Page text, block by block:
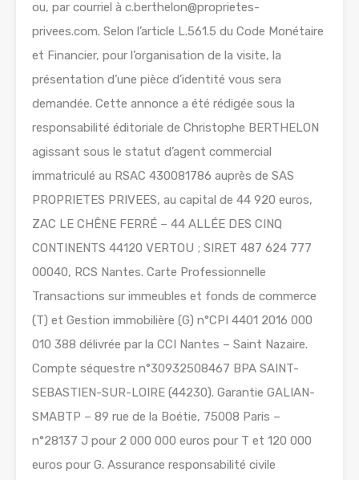
ou, par courriel à c.berthelon@proprietes-
privees.com. Selon l’article L.561.5 du Code Monétaire
et Financier, pour l’organisation de la visite, la
présentation d’une pièce d’identité vous sera
demandée. Cette annonce a été rédigée sous la
responsabilité éditoriale de Christophe BERTHELON
agissant sous le statut d’agent commercial
immatriculé au RSAC 430081786 auprès de SAS
PROPRIETES PRIVEES, au capital de 44 920 euros,
ZAC LE CHÊNE FERRÉ – 44 ALLÉE DES CINQ
CONTINENTS 44120 VERTOU ; SIRET 487 624 777
00040, RCS Nantes. Carte Professionnelle
Transactions sur immeubles et fonds de commerce
(T) et Gestion immobilière (G) n°CPI 4401 2016 000
010 388 délivrée par la CCI Nantes – Saint Nazaire.
Compte séquestre n°30932508467 BPA SAINT-
SEBASTIEN-SUR-LOIRE (44230). Garantie GALIAN-
SMABTP – 89 rue de la Boétie, 75008 Paris –
n°28137 J pour 2 000 000 euros pour T et 120 000
euros pour G. Assurance responsabilité civile